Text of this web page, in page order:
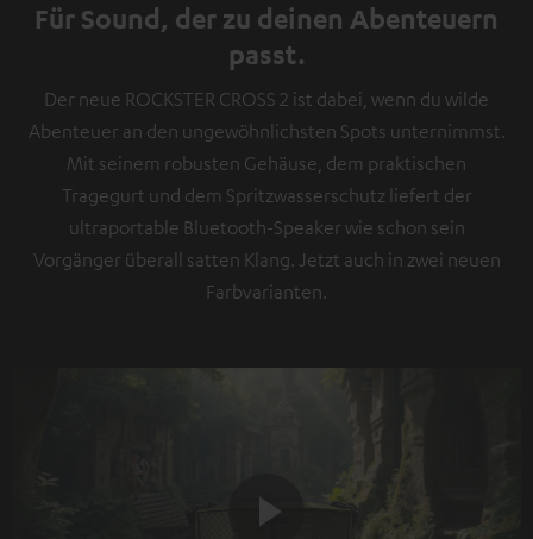
Für Sound, der zu deinen Abenteuern
passt.
Der neue ROCKSTER CROSS 2 ist dabei, wenn du wilde
Abenteuer an den ungewöhnlichsten Spots unternimmst.
Mit seinem robusten Gehäuse, dem praktischen
Tragegurt und dem Spritzwasserschutz liefert der
ultraportable Bluetooth-Speaker wie schon sein
Vorgänger überall satten Klang. Jetzt auch in zwei neuen
Farbvarianten.